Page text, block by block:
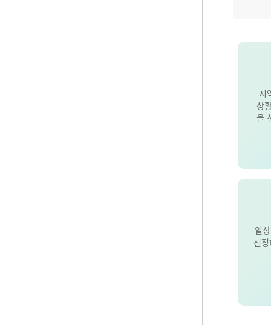
지
상
을
일
선